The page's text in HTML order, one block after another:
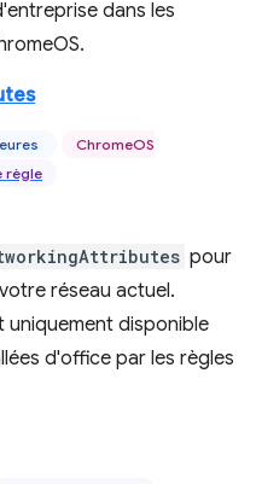
dans les
ChromeOS
règle
pour
réseau actuel.
uniquement disponible
d'office par les règles